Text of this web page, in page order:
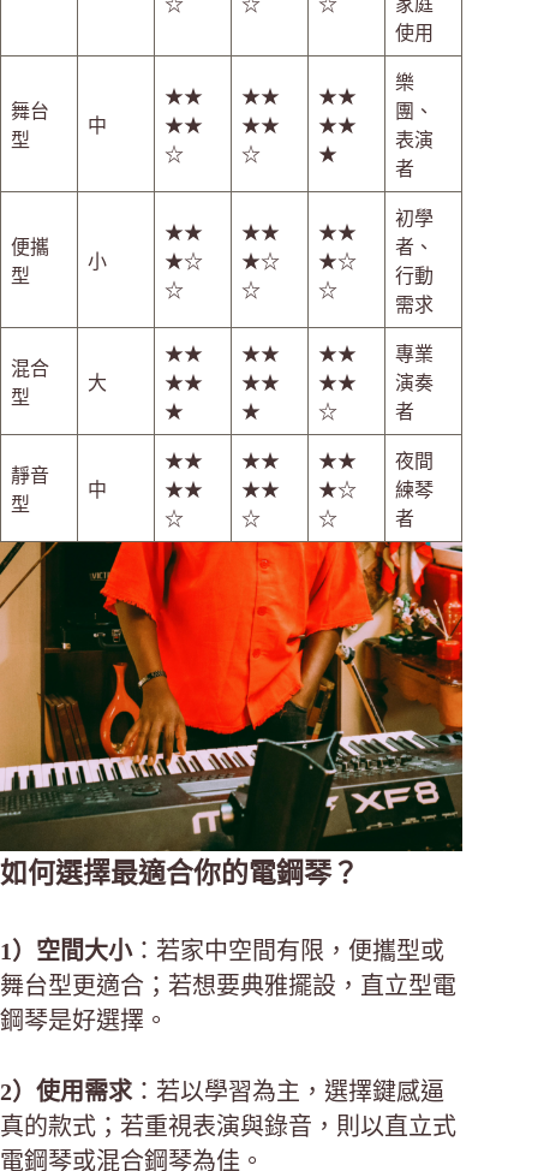
☆ ☆ ☆
家庭
使用
舞台
型
中
★★
★★
☆
★★
★★
☆
★★
★★
★
樂
團、
表演
者
便攜
型
小
★★
★☆
☆
★★
★☆
☆
★★
★☆
☆
初學
者、
行動
需求
混合
型
大
★★
★★
★
★★
★★
★
★★
★★
☆
專業
演奏
者
靜音
型
中
★★
★★
☆
★★
★★
☆
★★
★☆
☆
夜間
練琴
者
如何選擇最適合你的電鋼琴？
1）空間大小：若家中空間有限，便攜型或
舞台型更適合；若想要典雅擺設，直立型電
鋼琴是好選擇。
2）使用需求：若以學習為主，選擇鍵感逼
真的款式；若重視表演與錄音，則以直立式
電鋼琴或混合鋼琴為佳。